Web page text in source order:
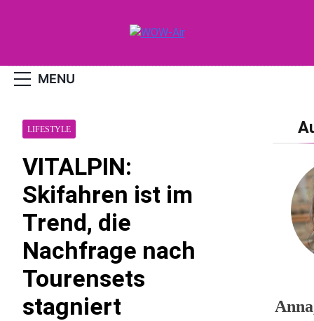
WOW-Air
MENU
LIFESTYLE
VITALPIN:
Skifahren ist im
Trend, die
Nachfrage nach
Tourensets
stagniert